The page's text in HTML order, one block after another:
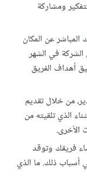
ومشاركة
عن المكان
الشركة في الشهر
أهداف الفريق
من خلال تقديم
الذي تلقيته من
الأخرى.
فريقك وتوقد
أسباب ذلك. ما الذي